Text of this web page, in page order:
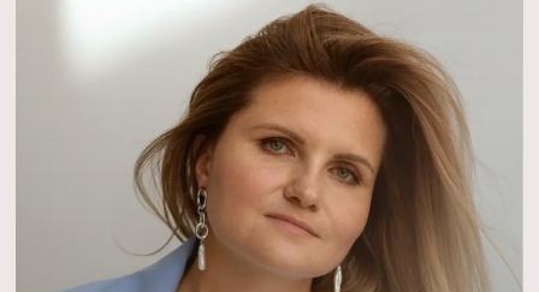
Государственная лицензия на осуществление
образовательной деятельности № Л035–01298–
77/00679542